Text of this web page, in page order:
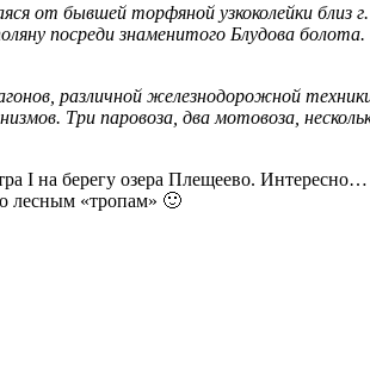
от бывшей торфяной узкоколейки близ
посреди знаменитого Блудова
различной железнодорожной
Три паровоза, два мотовоза,
I на берегу озера Плещеево. Интересно…
лесным «тропам» 🙂